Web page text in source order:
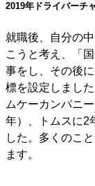
2019年ドライバーチ
就職後、自分の
こうと考え、「
事をし、その後
標を設定しまし
ムケーカンパニ
年）、トムスに2
した。多くのこ
ます。